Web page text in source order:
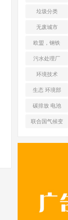
垃圾分类
无废城市
欧盟，钢铁
污水处理厂
环境技术
生态 环境部
碳排放 电池
联合国气候变